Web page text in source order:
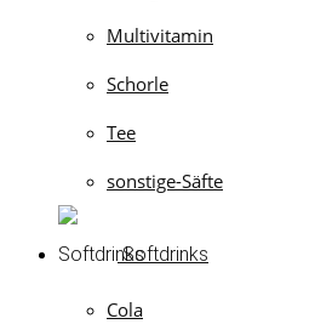
Multivitamin
Schorle
Tee
sonstige-Säfte
Softdrinks
Cola